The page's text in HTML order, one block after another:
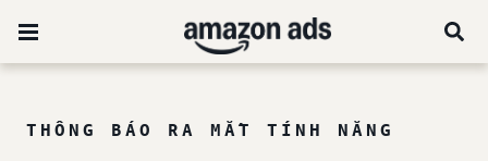
THÔNG BÁO RA MẮT TÍNH NĂNG